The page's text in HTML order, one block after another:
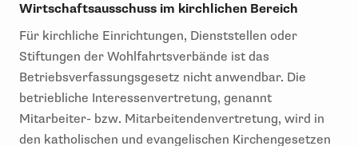
Wirtschaftsausschuss im kirchlichen Bereich
Für kirchliche Einrichtungen, Dienststellen oder
Stiftungen der Wohlfahrtsverbände ist das
Betriebsverfassungsgesetz nicht anwendbar. Die
betriebliche Interessenvertretung, genannt
Mitarbeiter- bzw. Mitarbeitendenvertretung, wird in
den katholischen und evangelischen Kirchengesetzen